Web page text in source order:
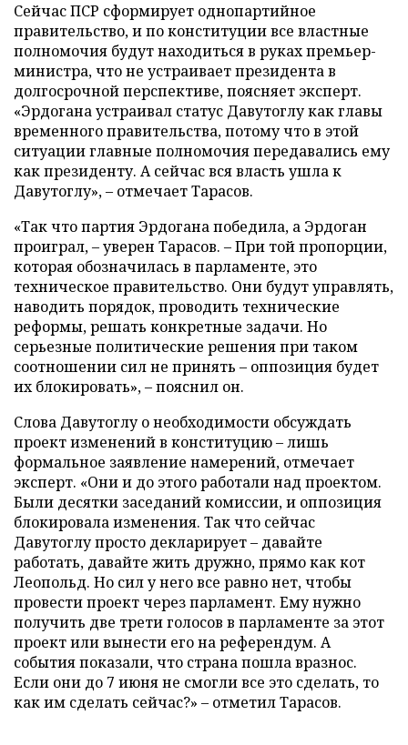
Сейчас ПСР сформирует однопартийное
правительство, и по конституции все властные
полномочия будут находиться в руках премьер-
министра, что не устраивает президента в
долгосрочной перспективе, поясняет эксперт.
«Эрдогана устраивал статус Давутоглу как главы
временного правительства, потому что в этой
ситуации главные полномочия передавались ему
как президенту. А сейчас вся власть ушла к
Давутоглу», – отмечает Тарасов.
«Так что партия Эрдогана победила, а Эрдоган
проиграл, – уверен Тарасов. – При той пропорции,
которая обозначилась в парламенте, это
техническое правительство. Они будут управлять,
наводить порядок, проводить технические
реформы, решать конкретные задачи. Но
серьезные политические решения при таком
соотношении сил не принять – оппозиция будет
их блокировать», – пояснил он.
Слова Давутоглу о необходимости обсуждать
проект изменений в конституцию – лишь
формальное заявление намерений, отмечает
эксперт. «Они и до этого работали над проектом.
Были десятки заседаний комиссии, и оппозиция
блокировала изменения. Так что сейчас
Давутоглу просто декларирует – давайте
работать, давайте жить дружно, прямо как кот
Леопольд. Но сил у него все равно нет, чтобы
провести проект через парламент. Ему нужно
получить две трети голосов в парламенте за этот
проект или вынести его на референдум. А
события показали, что страна пошла вразнос.
Если они до 7 июня не смогли все это сделать, то
как им сделать сейчас?» – отметил Тарасов.